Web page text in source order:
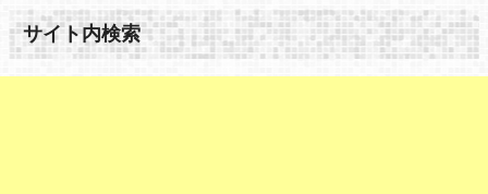
サイト内検索